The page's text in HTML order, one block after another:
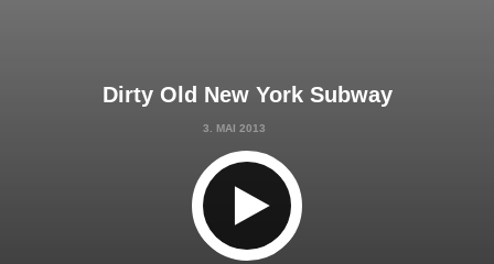
Dirty Old New York Subway
3. MAI 2013